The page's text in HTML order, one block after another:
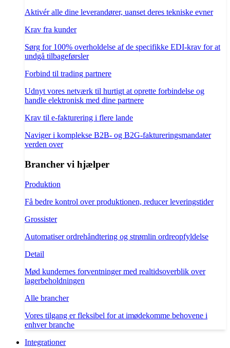
Aktivér alle dine leverandører, uanset deres tekniske evner
Krav fra kunder
Sørg for 100% overholdelse af de specifikke EDI-krav for at
undgå tilbageførsler
Forbind til trading partnere
Udnyt vores netværk til hurtigt at oprette forbindelse og
handle elektronisk med dine partnere
Krav til e-fakturering i flere lande
Naviger i komplekse B2B- og B2G-faktureringsmandater
verden over
Brancher vi hjælper
Produktion
Få bedre kontrol over produktionen, reducer leveringstider
Grossister
Automatiser ordrehåndtering og strømlin ordreopfyldelse
Detail
Mød kundernes forventninger med realtidsoverblik over
lagerbeholdningen
Alle brancher
Vores tilgang er fleksibel for at imødekomme behovene i
enhver branche
Integrationer